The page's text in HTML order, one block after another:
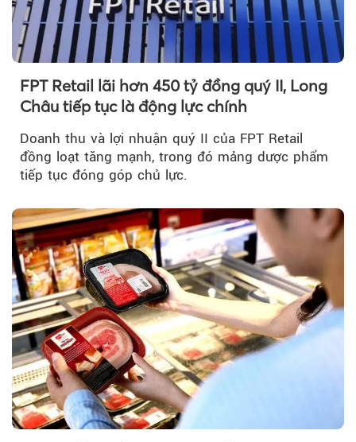
FPT Retail lãi hơn 450 tỷ đồng quý II, Long
Châu tiếp tục là động lực chính
Doanh thu và lợi nhuận quý II của FPT Retail
đồng loạt tăng mạnh, trong đó mảng dược phẩm
tiếp tục đóng góp chủ lực.